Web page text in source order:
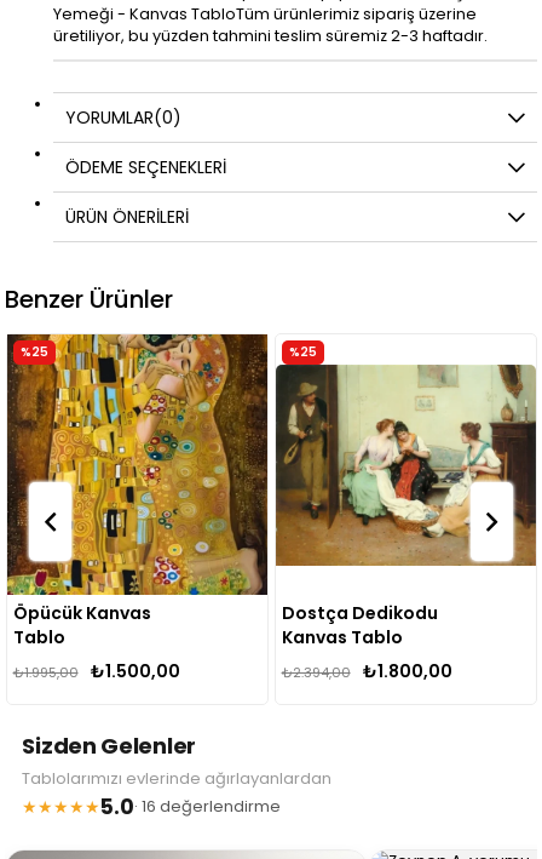
Yemeği - Kanvas TabloTüm ürünlerimiz sipariş üzerine
üretiliyor, bu yüzden tahmini teslim süremiz 2-3 haftadır.
YORUMLAR(0)
ÖDEME SEÇENEKLERI
ÜRÜN ÖNERILERI
Benzer Ürünler
Öpücük Kanvas
Tablo
₺1.500,00
₺1.995,00
%25
Dostça Dedikodu
Kanvas Tablo
₺1.800,00
₺2.394,00
%25
Sizden Gelenler
Tablolarımızı evlerinde ağırlayanlardan
★★★★★5.0· 16 değerlendirme